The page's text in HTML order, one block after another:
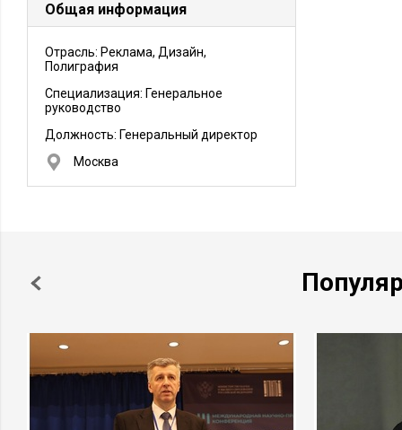
Общая информация
Отрасль: Реклама, Дизайн,
Полиграфия
Специализация: Генеральное
руководство
Должность: Генеральный директор
Москва